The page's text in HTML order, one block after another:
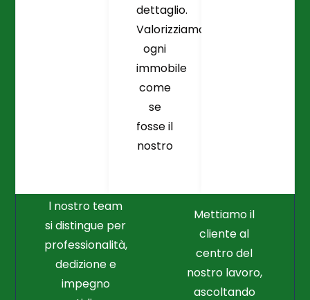
dettaglio.
Valorizziamo
ogni
immobile
come
se
fosse il
nostro
l nostro team
si distingue per
professionalità,
dedizione e
impegno
Mettiamo il
cliente al
centro del
nostro lavoro,
ascoltando